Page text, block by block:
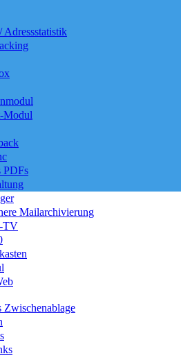
Modul
PDFs
Mailarchivierung
TV
Zwischenablage